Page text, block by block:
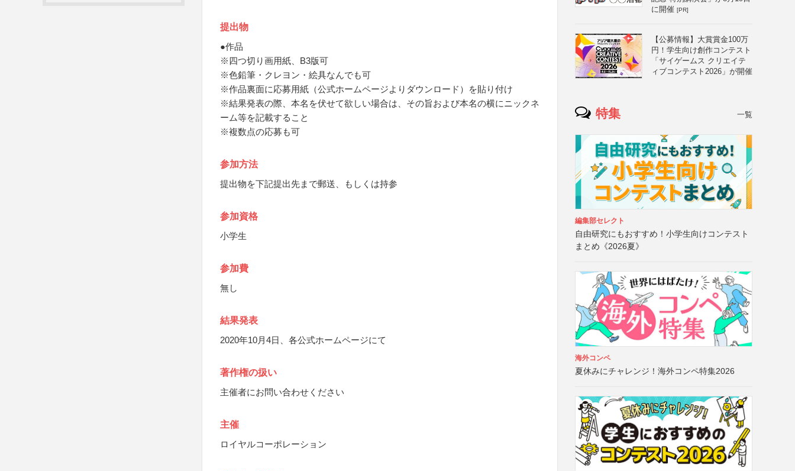
提出物
●作品
※四つ切り画用紙、B3版可
※色鉛筆・クレヨン・絵具なんでも可
※作品裏面に応募用紙（公式ホームページよりダウンロード）を貼り付け
※結果発表の際、本名を伏せて欲しい場合は、その旨および本名の横にニックネ
ーム等を記載すること
※複数点の応募も可
参加方法
提出物を下記提出先まで郵送、もしくは持参
参加資格
小学生
参加費
無し
結果発表
2020年10月4日、各公式ホームページにて
著作権の扱い
主催者にお問い合わせください
主催
ロイヤルコーポレーション
に開催 [PR]
【公募情報】大賞賞金100万
円！学生向け創作コンテスト
「サイゲームス クリエイテ
ィブコンテスト2026」が開催
特集 一覧
編集部セレクト
自由研究にもおすすめ！小学生向けコンテスト
まとめ《2026夏》
海外コンペ
夏休みにチャレンジ！海外コンペ特集2026